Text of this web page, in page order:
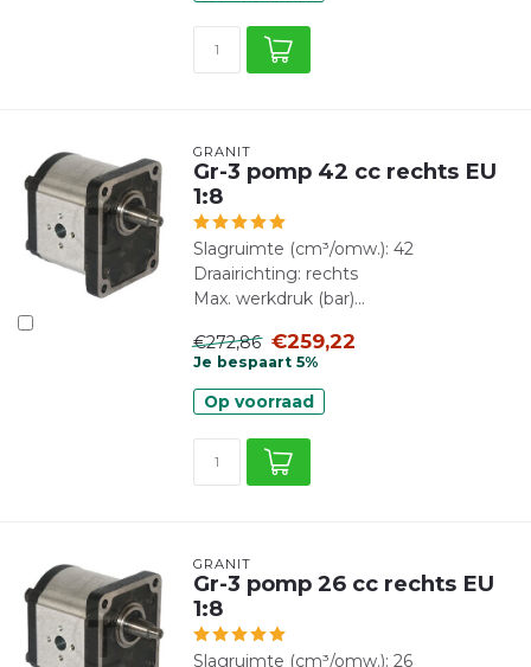
GRANIT
Gr-3 pomp 42 cc rechts EU
1:8
Slagruimte (cm³/omw.): 42
Draairichting: rechts
Max. werkdruk (bar)...
€272,86 €259,22
Je bespaart 5%
Op voorraad
GRANIT
Gr-3 pomp 26 cc rechts EU
1:8
Slagruimte (cm³/omw.): 26